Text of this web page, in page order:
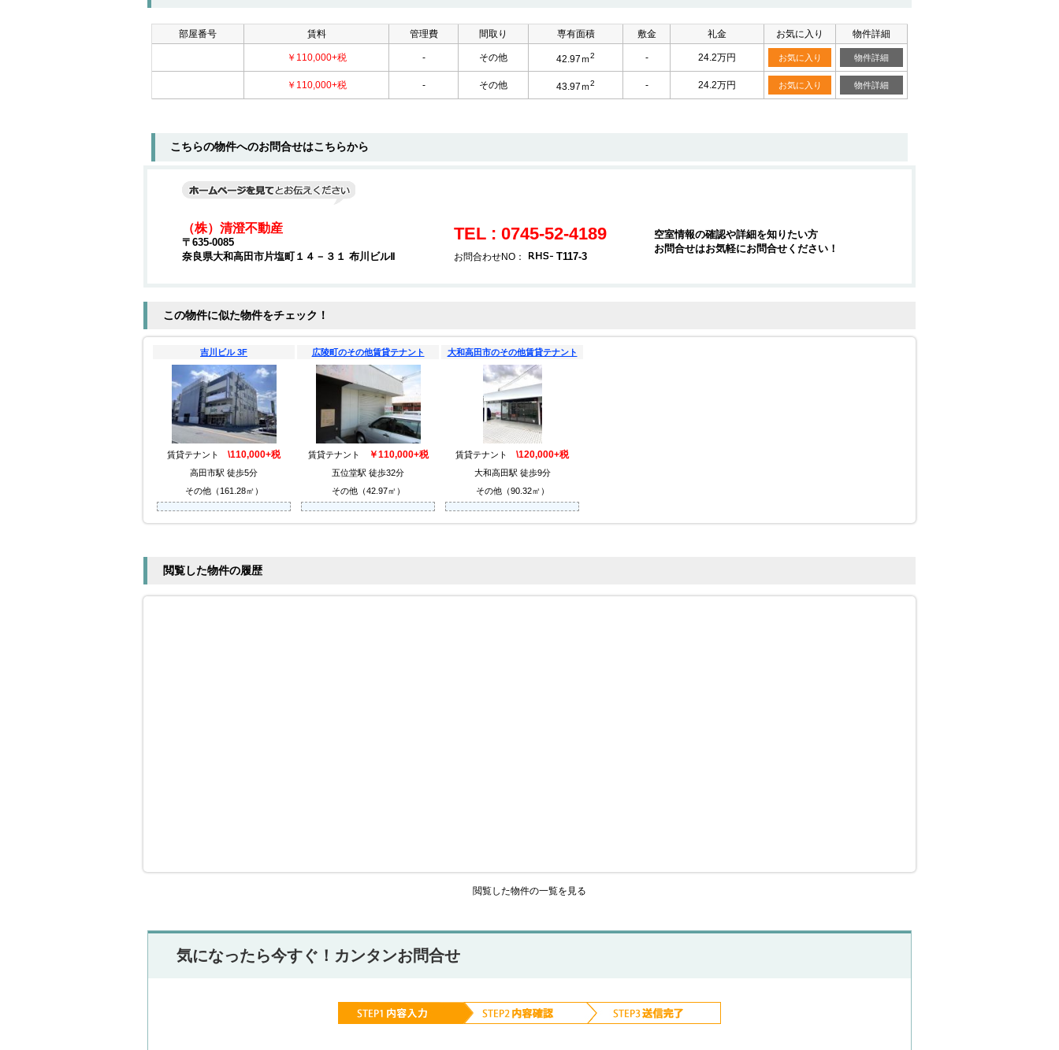
部屋番号 賃料 管理費 間取り 専有面積 敷金 礼金 お気に入り 物件詳細
￥110,000+税 - その他 42.97ｍ2 - 24.2万円 お気に入り 物件詳細
￥110,000+税 - その他 43.97ｍ2 - 24.2万円 お気に入り 物件詳細
こちらの物件へのお問合せはこちらから
（株）清澄不動産
〒635-0085
奈良県大和高田市片塩町１４－３１ 布川ビルⅡ
TEL : 0745-52-4189
お問合わせNO： T117-3
空室情報の確認や詳細を知りたい方
お問合せはお気軽にお問合せください！
この物件に似た物件をチェック！
吉川ビル 3F
賃貸テナント \110,000+税
高田市駅 徒歩5分
その他（161.28㎡）
広陵町のその他賃貸テナント
賃貸テナント ￥110,000+税
五位堂駅 徒歩32分
その他（42.97㎡）
大和高田市のその他賃貸テナント
賃貸テナント \120,000+税
大和高田駅 徒歩9分
その他（90.32㎡）
閲覧した物件の履歴
閲覧した物件の一覧を見る
気になったら今すぐ！カンタンお問合せ